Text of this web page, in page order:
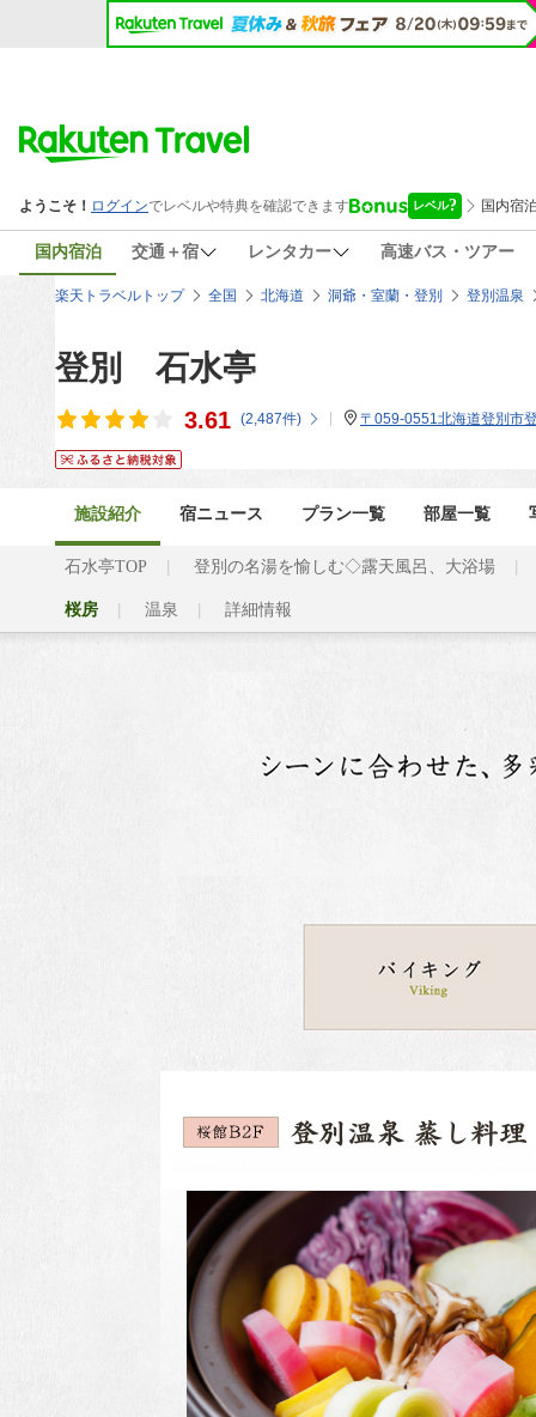
国内宿泊 交通＋宿 レンタカー 高速バス・ツアー
楽天トラベルトップ 全国 北海道 洞爺・室蘭・登別 登別温泉
登別 石水亭
3.61 (2,487件) 〒059-0551北海道登別市
施設紹介 宿ニュース プラン一覧 部屋一覧
石水亭TOP 登別の名湯を愉しむ◇露天風呂、大浴場
桜房 温泉 詳細情報